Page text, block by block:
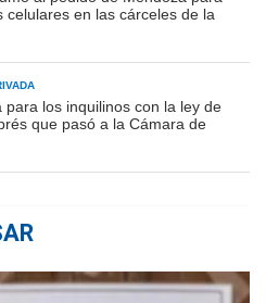
celulares en las cárceles de la
para los inquilinos con la ley de
que pasó a la Cámara de